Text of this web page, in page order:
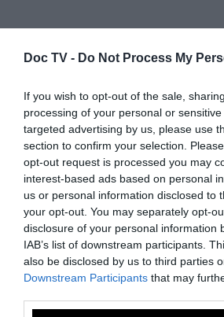
Doc TV - Do Not Process My
If you wish to opt-out of the sale,
processing of your personal or
targeted advertising by us, please use
section to confirm your selection.
opt-out request is processed you may
interest-based ads based on personal
us or personal information disclosed to
your opt-out. You may separately opt-
disclosure of your personal information
IAB’s list of downstream participants.
also be disclosed by us to third parties
Downstream Participants that may